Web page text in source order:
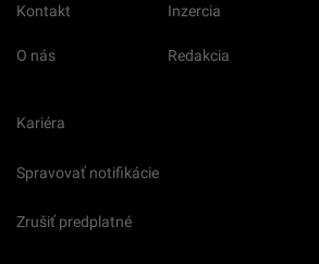
Kontakt Inzercia
O nás Redakcia
Kariéra
Spravovať notifikácie
Zrušiť predplatné